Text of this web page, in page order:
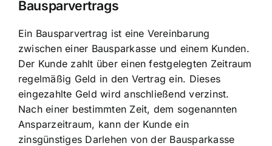
Bausparvertrags
Ein Bausparvertrag ist eine Vereinbarung
zwischen einer Bausparkasse und einem Kunden.
Der Kunde zahlt über einen festgelegten Zeitraum
regelmäßig Geld in den Vertrag ein. Dieses
eingezahlte Geld wird anschließend verzinst.
Nach einer bestimmten Zeit, dem sogenannten
Ansparzeitraum, kann der Kunde ein
zinsgünstiges Darlehen von der Bausparkasse